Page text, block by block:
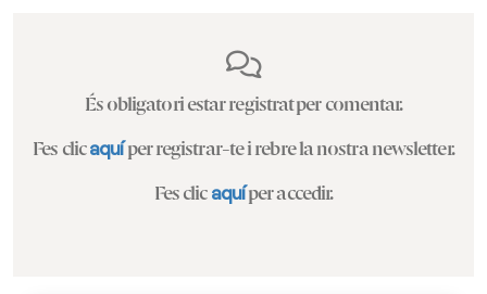
És obligatori estar registrat per comentar.
Fes clicaquíper registrar-te i rebre la nostra newsletter.
Fes clic aquíper accedir.